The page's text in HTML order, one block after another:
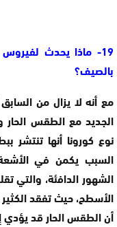
19- ماذا يحدث
بالصيف؟
مع أنه لا يزال من
الجديد مع الطقس
نوع كورونا أنها تنتشر
السبب يكمن في
الشهور الدافئة، والتي
الأسطح، حيث تفقد
أن الطقس الحار قد يؤدي